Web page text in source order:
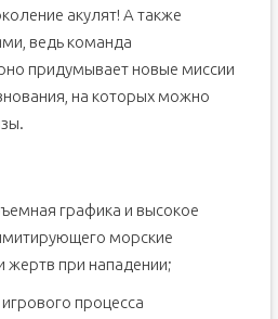
акулят! А также
ведь команда
придумывает новые миссии
на которых можно
графика и высокое
морские
жертв при нападении;
процесса